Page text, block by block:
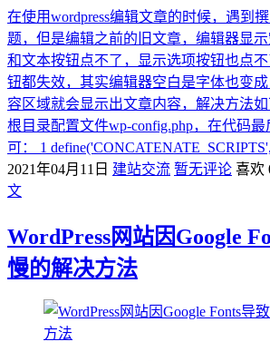
在使用wordpress编辑文章的时候，遇到
题，但是编辑之前的旧文章，编辑器显
和文本按钮点不了，显示选项按钮也点
钮都失效，其实编辑器空白是字体也变
容区域就会显示出文章内容，解决方法如
根目录配置文件wp-config.php，在代码
可： 1
2021年04月11日 建站交流 暂无评论 喜欢
文
WordPress网站因Google
慢的解决方法